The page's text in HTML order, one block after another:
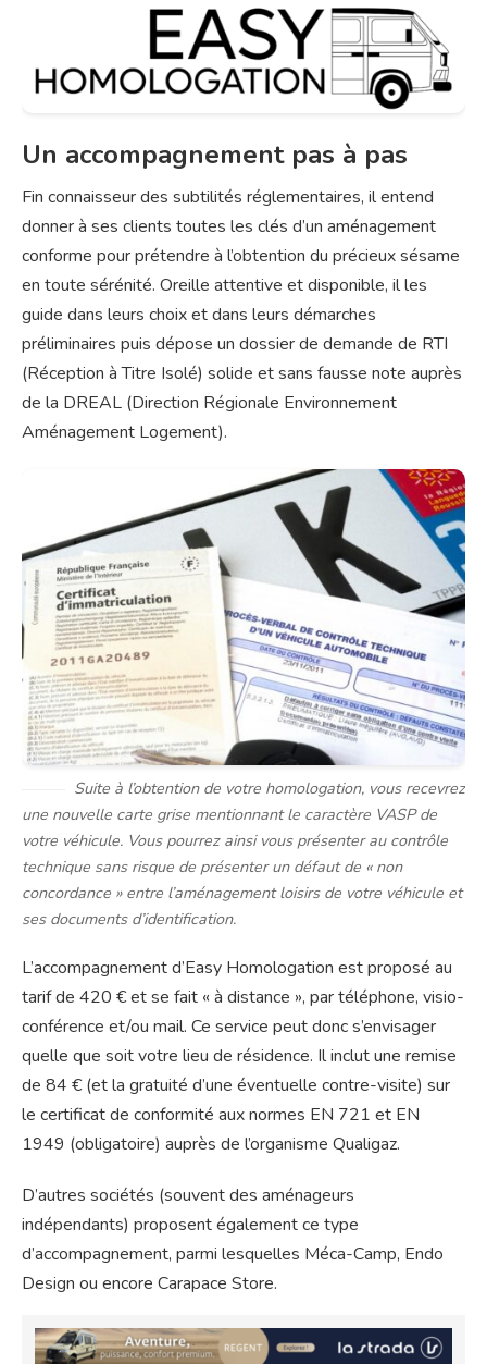
Un accompagnement pas à pas
Fin connaisseur des subtilités réglementaires, il entend
donner à ses clients toutes les clés d’un aménagement
conforme pour prétendre à l’obtention du précieux sésame
en toute sérénité. Oreille attentive et disponible, il les
guide dans leurs choix et dans leurs démarches
préliminaires puis dépose un dossier de demande de RTI
(Réception à Titre Isolé) solide et sans fausse note auprès
de la DREAL (Direction Régionale Environnement
Aménagement Logement).
Suite à l’obtention de votre homologation, vous recevrez
une nouvelle carte grise mentionnant le caractère VASP de
votre véhicule. Vous pourrez ainsi vous présenter au contrôle
technique sans risque de présenter un défaut de « non
concordance » entre l’aménagement loisirs de votre véhicule et
ses documents d’identification.
L’accompagnement d’Easy Homologation est proposé au
tarif de 420 € et se fait « à distance », par téléphone, visio-
conférence et/ou mail. Ce service peut donc s’envisager
quelle que soit votre lieu de résidence. Il inclut une remise
de 84 € (et la gratuité d’une éventuelle contre-visite) sur
le certificat de conformité aux normes EN 721 et EN
1949 (obligatoire) auprès de l’organisme Qualigaz.
D’autres sociétés (souvent des aménageurs
indépendants) proposent également ce type
d’accompagnement, parmi lesquelles Méca-Camp, Endo
Design ou encore Carapace Store.